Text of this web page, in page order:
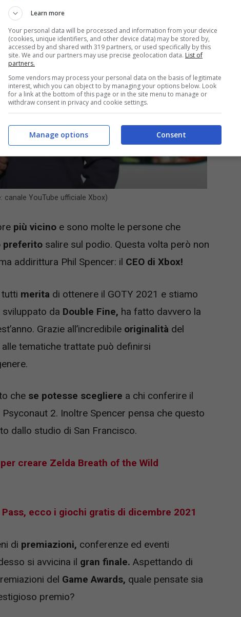
canale YouTube ufficiale Xbox)
più vicino e sono molte le persone che
preferito salire sul podio. Questa volta però non
addirittura Phil Spencer: il CEO di Xbox!
merita di ottenere il GOTY 2021 e stiamo
da Double Fine, ha fatto davvero la
Grazie all’incredibile originalità del
tematiche trattate può definirsi
che se potesse scegliere a chi conferire il
2. Inoltre Spencer pensa che questo
dallo studio di San Francisco.
creare Zelda Breath of the Wild
Pass, ecco i giochi gratis di dicembre 2021
di premiazioni, conferenze ed eventi
si avvicina il gran finale. Aspettando di
del Game Awards, quale pensate sia
premio?
Learn more
Your personal data will be processed and information from your device
(cookies, unique identifiers, and other device data) may be stored by,
accessed by and shared with 319 partners, or used specifically by this
site. We and our partners may use precise geolocation data. List of
partners.
Some vendors may process your personal data on the basis of legitimate
interest, which you can object to by managing your options below. Look
for a link at the bottom of this page or in the site menu to manage or
withdraw consent in privacy and cookie settings.
Consent
Manage options